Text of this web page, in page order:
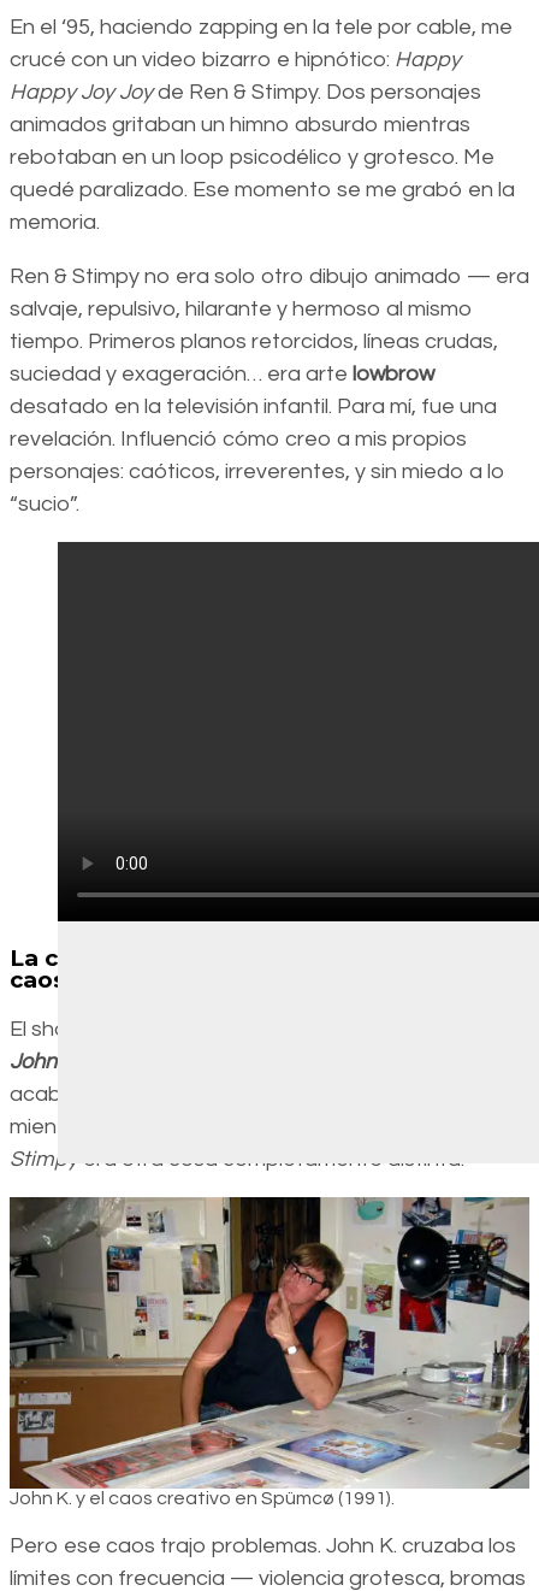
En el ‘95, haciendo zapping en la tele por cable, me
crucé con un video bizarro e hipnótico: Happy
Happy Joy Joyde Ren & Stimpy. Dos personajes
animados gritaban un himno absurdo mientras
rebotaban en un loop psicodélico y grotesco. Me
quedé paralizado. Ese momento se me grabó en la
memoria.
Ren & Stimpy no era solo otro dibujo animado — era
salvaje, repulsivo, hilarante y hermoso al mismo
tiempo. Primeros planos retorcidos, líneas crudas,
suciedad y exageración… era arte lowbrow
desatado en la televisión infantil. Para mí, fue una
revelación. Influenció cómo creo a mis propios
personajes: caóticos, irreverentes, y sin miedo a lo
“sucio”.
La creación del monstruo — Spümcø y el
caos
El show nació en 1991, salido del cerebro salvaje de
John Kricfalusi
acababa de lanzar su línea original de “Nicktoons”, y
mientras
Stimpy era otra cosa completamente distinta.
John K. y el caos creativo en Spümcø (1991).
Pero ese caos trajo problemas. John K. cruzaba los
límites con frecuencia — violencia grotesca, bromas